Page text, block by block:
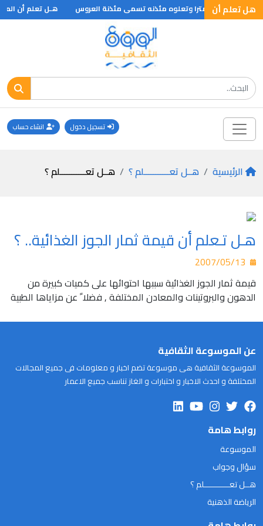
هل تعلم أن هـل تعلم أن
تسجيل دخول انشاء حساب
الرئيسية هــل تعـــــــــــلم ؟ هــل تعـــــــــــلم ؟
هـل تـعلم أن قيمة ثمار الجوز الغذائية.. ؟
قيمة ثمار الجوز الغذائية سببها احتوائها على كميات كبيرة من
الدهون والبروتينات والمعادن المختلفة , فضلا ً عن مزاياها الطبية
عن الموسوعة الثقافية
الموسوعة الثقافية هى موسوعة تضم اخبار و معلومات فى جميع المجالات
المختلفة و احدث الاخبار و اختبارات و الغاز تناسب جميع الاعمار
روابط هامة
الموسوعة
سؤال وجواب
هــل تعـــــــــــلم ؟
الرياضة الذهنية